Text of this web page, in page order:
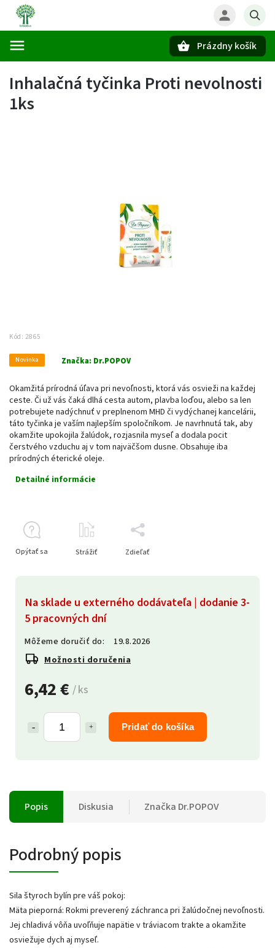
Prázdny košík
Inhalačná tyčinka Proti nevolnosti
1ks
Kód: 2865
Novinka Značka: Dr.POPOV
6,42 € / ks
Pridať do košíka
Na sklade u externého dodávateľa | dodanie 3-
5 pracovných dní
Môžeme doručiť do:
19.8.2026
Možnosti doručenia
Okamžitá prírodná úľava pri nevoľnosti, ktorá vás osvieži na každej
ceste. Či už vás čaká dlhá cesta autom, plavba loďou, alebo sa len
potrebujete nadýchnuť v preplnenom MHD či vydýchanej kancelárii,
táto tyčinka je vaším najlepším spoločníkom. Je navrhnutá tak, aby
okamžite upokojila žalúdok, rozjasnila myseľ a dodala pocit
čerstvého vzduchu aj v tom najväčšom dusne. Obsahuje iba
prírodných éterické oleje.
Detailné informácie
Opýtať sa Strážiť Zdieľať
Popis Diskusia Značka Dr.POPOV
Podrobný popis
Sila štyroch bylín pre váš pokoj:
Mäta pieporná: Rokmi preverený záchranca pri žalúdočnej nevoľnosti.
Jej chladivá vôňa uvoľňuje napätie v tráviacom trakte a okamžite
osviežuje dych aj myseľ.